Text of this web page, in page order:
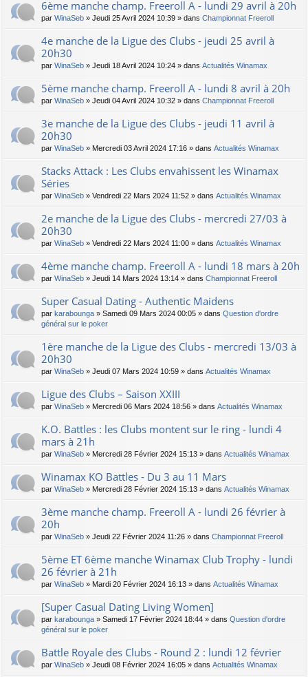
6ème manche champ. Freeroll A - lundi 29 avril à 20h
par WinaSeb » Jeudi 25 Avril 2024 10:39 » dans Championnat Freeroll
4e manche de la Ligue des Clubs - jeudi 25 avril à
20h30
par WinaSeb » Jeudi 18 Avril 2024 10:24 » dans Actualités Winamax
5ème manche champ. Freeroll A - lundi 8 avril à 20h
par WinaSeb » Jeudi 04 Avril 2024 10:32 » dans Championnat Freeroll
3e manche de la Ligue des Clubs - jeudi 11 avril à
20h30
par WinaSeb » Mercredi 03 Avril 2024 17:16 » dans Actualités Winamax
Stacks Attack : Les Clubs envahissent les Winamax
Séries
par WinaSeb » Vendredi 22 Mars 2024 11:52 » dans Actualités Winamax
2e manche de la Ligue des Clubs - mercredi 27/03 à
20h30
par WinaSeb » Vendredi 22 Mars 2024 11:00 » dans Actualités Winamax
4ème manche champ. Freeroll A - lundi 18 mars à 20h
par WinaSeb » Jeudi 14 Mars 2024 13:14 » dans Championnat Freeroll
Super Сasual Dating - Authentic Maidens
par karabounga » Samedi 09 Mars 2024 00:05 » dans Question d'ordre
général sur le poker
1ère manche de la Ligue des Clubs - mercredi 13/03 à
20h30
par WinaSeb » Jeudi 07 Mars 2024 10:59 » dans Actualités Winamax
Ligue des Clubs – Saison XXIII
par WinaSeb » Mercredi 06 Mars 2024 18:56 » dans Actualités Winamax
K.O. Battles : les Clubs montent sur le ring - lundi 4
mars à 21h
par WinaSeb » Mercredi 28 Février 2024 15:13 » dans Actualités Winamax
Winamax KO Battles - Du 3 au 11 Mars
par WinaSeb » Mercredi 28 Février 2024 15:13 » dans Actualités Winamax
3ème manche champ. Freeroll A - lundi 26 février à
20h
par WinaSeb » Jeudi 22 Février 2024 11:26 » dans Championnat Freeroll
5ème ET 6ème manche Winamax Club Trophy - lundi
26 février à 21h
par WinaSeb » Mardi 20 Février 2024 16:13 » dans Actualités Winamax
[Super Сasual Dating Living Women]
par karabounga » Samedi 17 Février 2024 18:44 » dans Question d'ordre
général sur le poker
Battle Royale des Clubs - Round 2 : lundi 12 février
par WinaSeb » Jeudi 08 Février 2024 16:05 » dans Actualités Winamax